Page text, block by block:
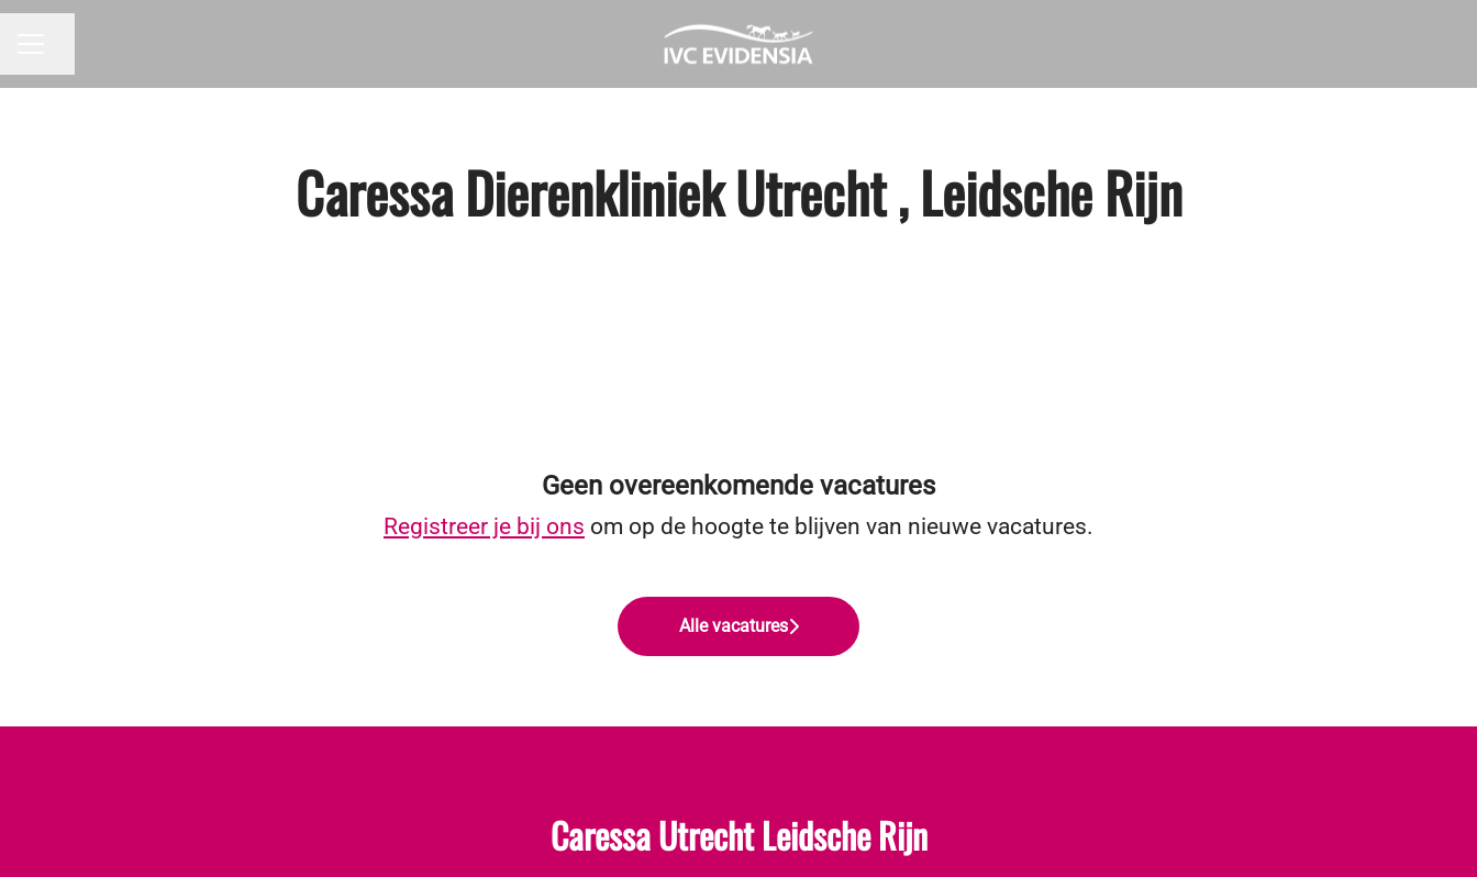
Caressa Dierenkliniek Utrecht , Leidsche Rijn
Geen overeenkomende vacatures
Registreer je bij ons om op de hoogte te blijven van nieuwe vacatures.
Alle vacatures
Caressa Utrecht Leidsche Rijn